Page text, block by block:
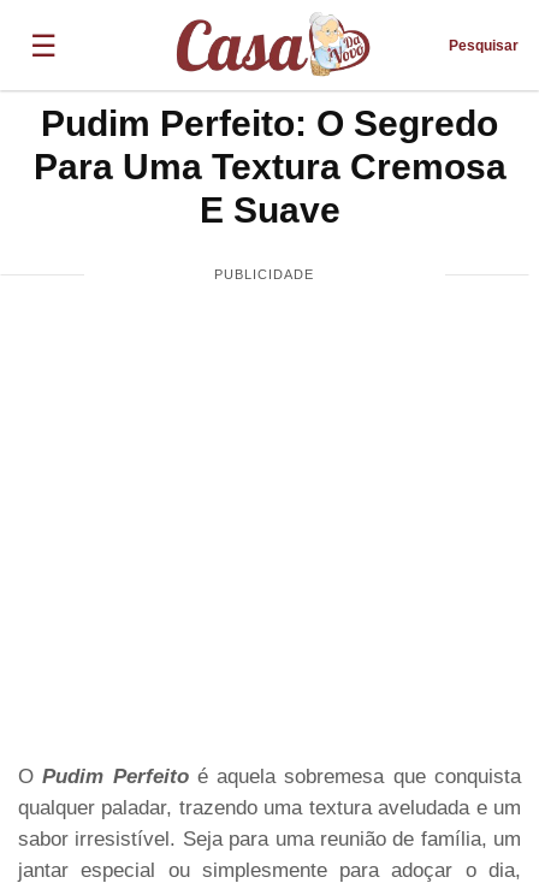
☰ Pesquisar
Pudim Perfeito: O Segredo
Para Uma Textura Cremosa
E Suave
OPudim Perfeitoé aquela sobremesa que conquista
qualquer paladar, trazendo uma textura aveludada e um
sabor irresistível. Seja para uma reunião de família, um
jantar especial ou simplesmente para adoçar o dia,